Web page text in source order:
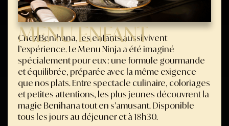
MENU ENFANT
Chez Benihana, les enfants aussi vivent
l’expérience. Le Menu Ninja a été imaginé
spécialement pour eux : une formule gourmande
et équilibrée, préparée avec la même exigence
que nos plats. Entre spectacle culinaire, coloriages
et petites attentions, les plus jeunes découvrent la
magie Benihana tout en s’amusant. Disponible
tous les jours au déjeuner et à 18h30.